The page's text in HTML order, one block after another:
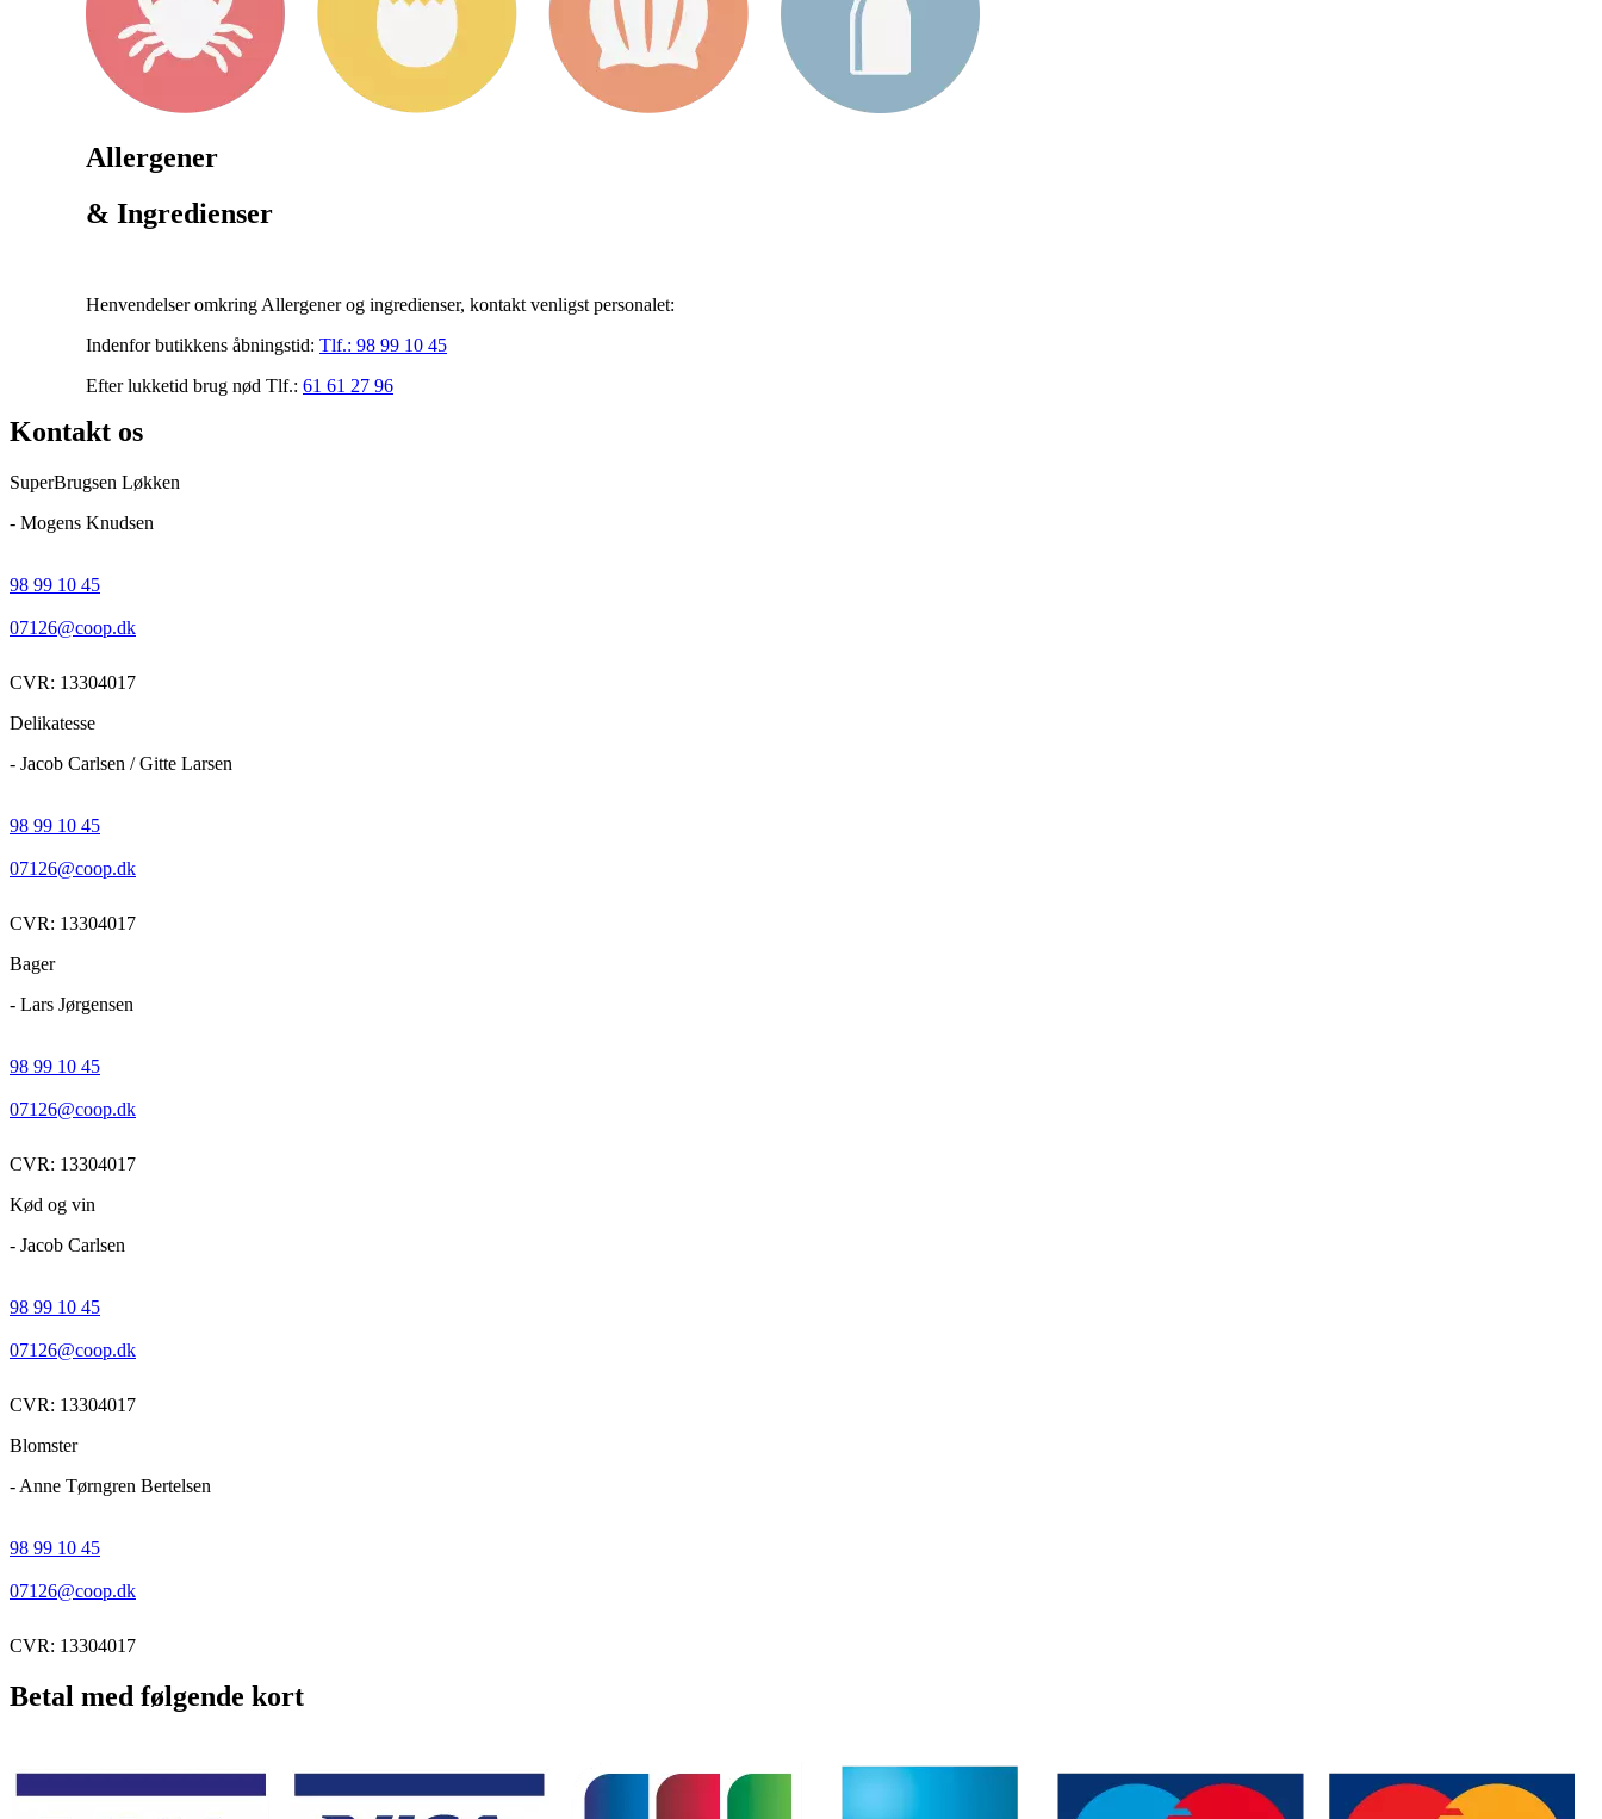
Allergener
& Ingredienser
Henvendelser omkring Allergener og ingredienser, kontakt venligst personalet:
Indenfor butikkens åbningstid: Tlf.: 98 99 10 45
Efter lukketid brug nød Tlf.: 61 61 27 96
Kontakt os
SuperBrugsen Løkken
- Mogens Knudsen
98 99 10 45
07126@coop.dk
CVR: 13304017
Delikatesse
- Jacob Carlsen / Gitte Larsen
98 99 10 45
07126@coop.dk
CVR: 13304017
Bager
- Lars Jørgensen
98 99 10 45
07126@coop.dk
CVR: 13304017
Kød og vin
- Jacob Carlsen
98 99 10 45
07126@coop.dk
CVR: 13304017
Blomster
- Anne Tørngren Bertelsen
98 99 10 45
07126@coop.dk
CVR: 13304017
Betal med følgende kort